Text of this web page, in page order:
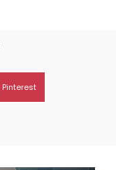
Share
on
Pinterest